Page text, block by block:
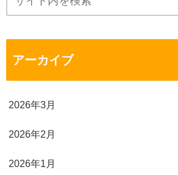
アーカイブ
2026年3月
2026年2月
2026年1月